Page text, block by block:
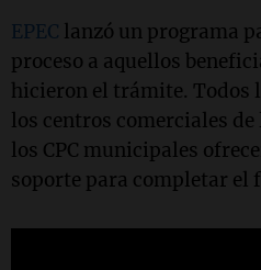
EPEC lanzó un programa
proceso a aquellos
hicieron el trámite. Todos
los centros comerciales
los CPC municipales
soporte para completar el